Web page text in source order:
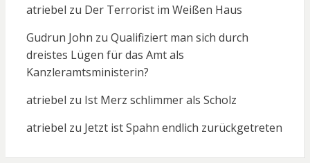
atriebel zu Der Terrorist im Weißen Haus
Gudrun John zu Qualifiziert man sich durch
dreistes Lügen für das Amt als
Kanzleramtsministerin?
atriebel zu Ist Merz schlimmer als Scholz
atriebel zu Jetzt ist Spahn endlich zurückgetreten